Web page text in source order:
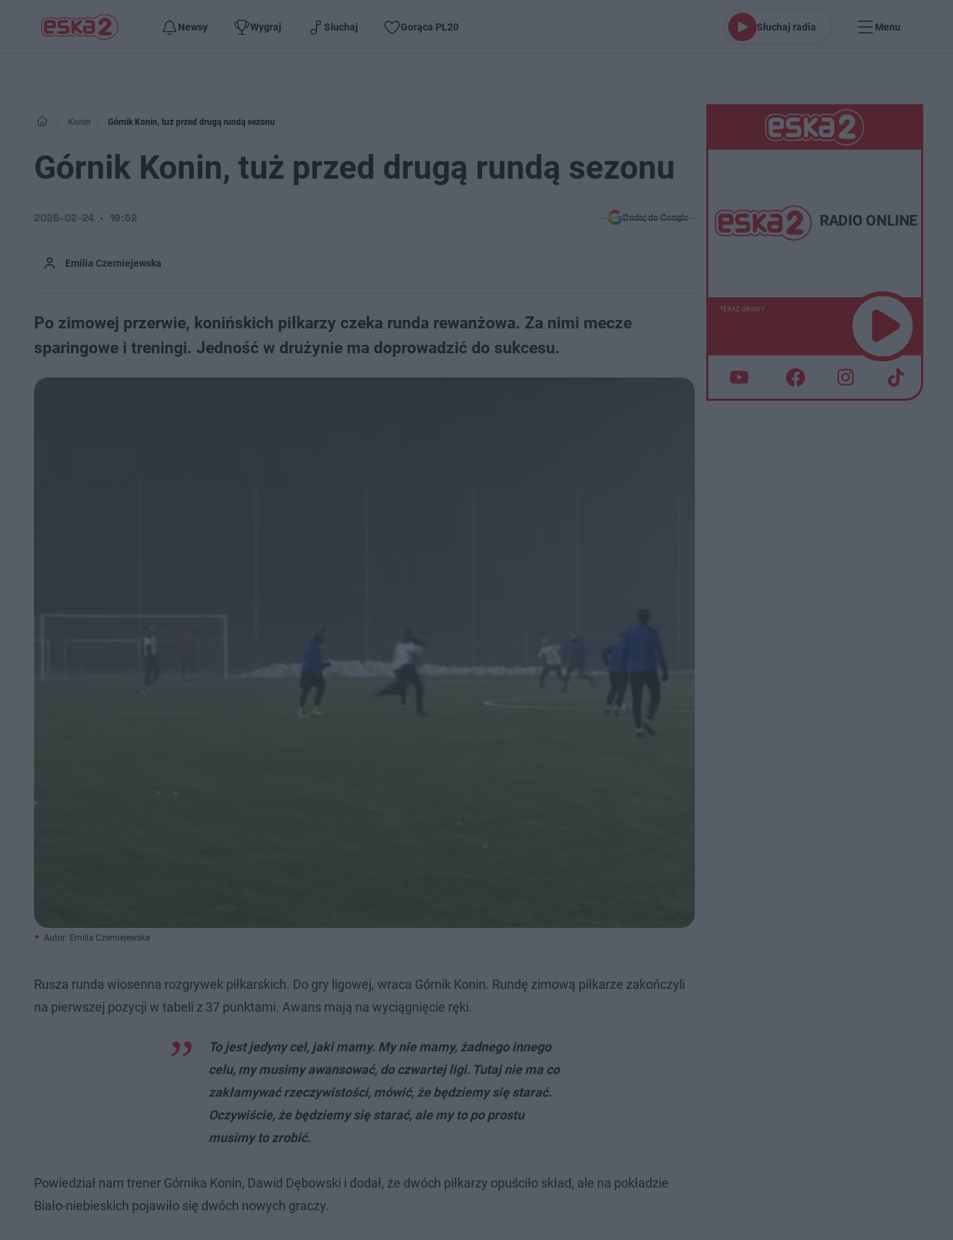
Newsy Wygraj Słuchaj Gorąca PL20 Słuchaj radia Menu
Konin Górnik Konin, tuż przed drugą rundą sezonu
Górnik Konin, tuż przed drugą rundą sezonu
Emilia Czerniejewska
2025-02-24 19:52 Dodaj do Google
Po zimowej przerwie, konińskich piłkarzy czeka runda rewanżowa. Za nimi mecze
sparingowe i treningi. Jedność w drużynie ma doprowadzić do sukcesu.
Autor: Emilia Czerniejewska
Rusza runda wiosenna rozgrywek piłkarskich. Do gry ligowej, wraca Górnik Konin. Rundę zimową piłkarze zakończyli
na pierwszej pozycji w tabeli z 37 punktami. Awans mają na wyciągnięcie ręki.
To jest jedyny cel, jaki mamy. My nie mamy, żadnego innego
celu, my musimy awansować, do czwartej ligi. Tutaj nie ma co
zakłamywać rzeczywistości, mówić, że będziemy się starać.
Oczywiście, że będziemy się starać, ale my to po prostu
musimy to zrobić.
Powiedział nam trener Górnika Konin, Dawid Dębowski i dodał, że dwóch piłkarzy opuściło skład, ale na pokładzie
Biało-niebieskich pojawiło się dwóch nowych graczy.
RADIO ONLINE
TERAZ GRAMY